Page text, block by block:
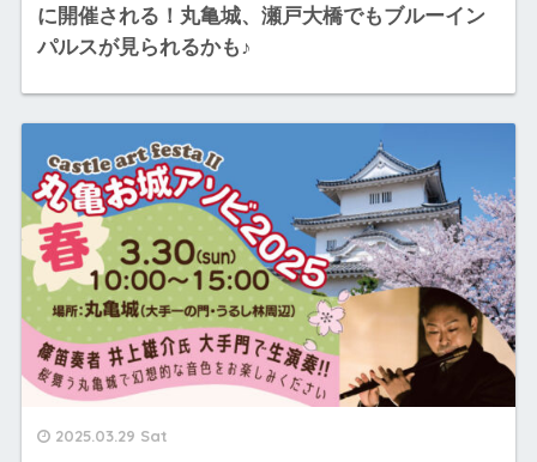
に開催される！丸亀城、瀬戸大橋でもブルーイン
パルスが見られるかも♪
2025.03.29 Sat